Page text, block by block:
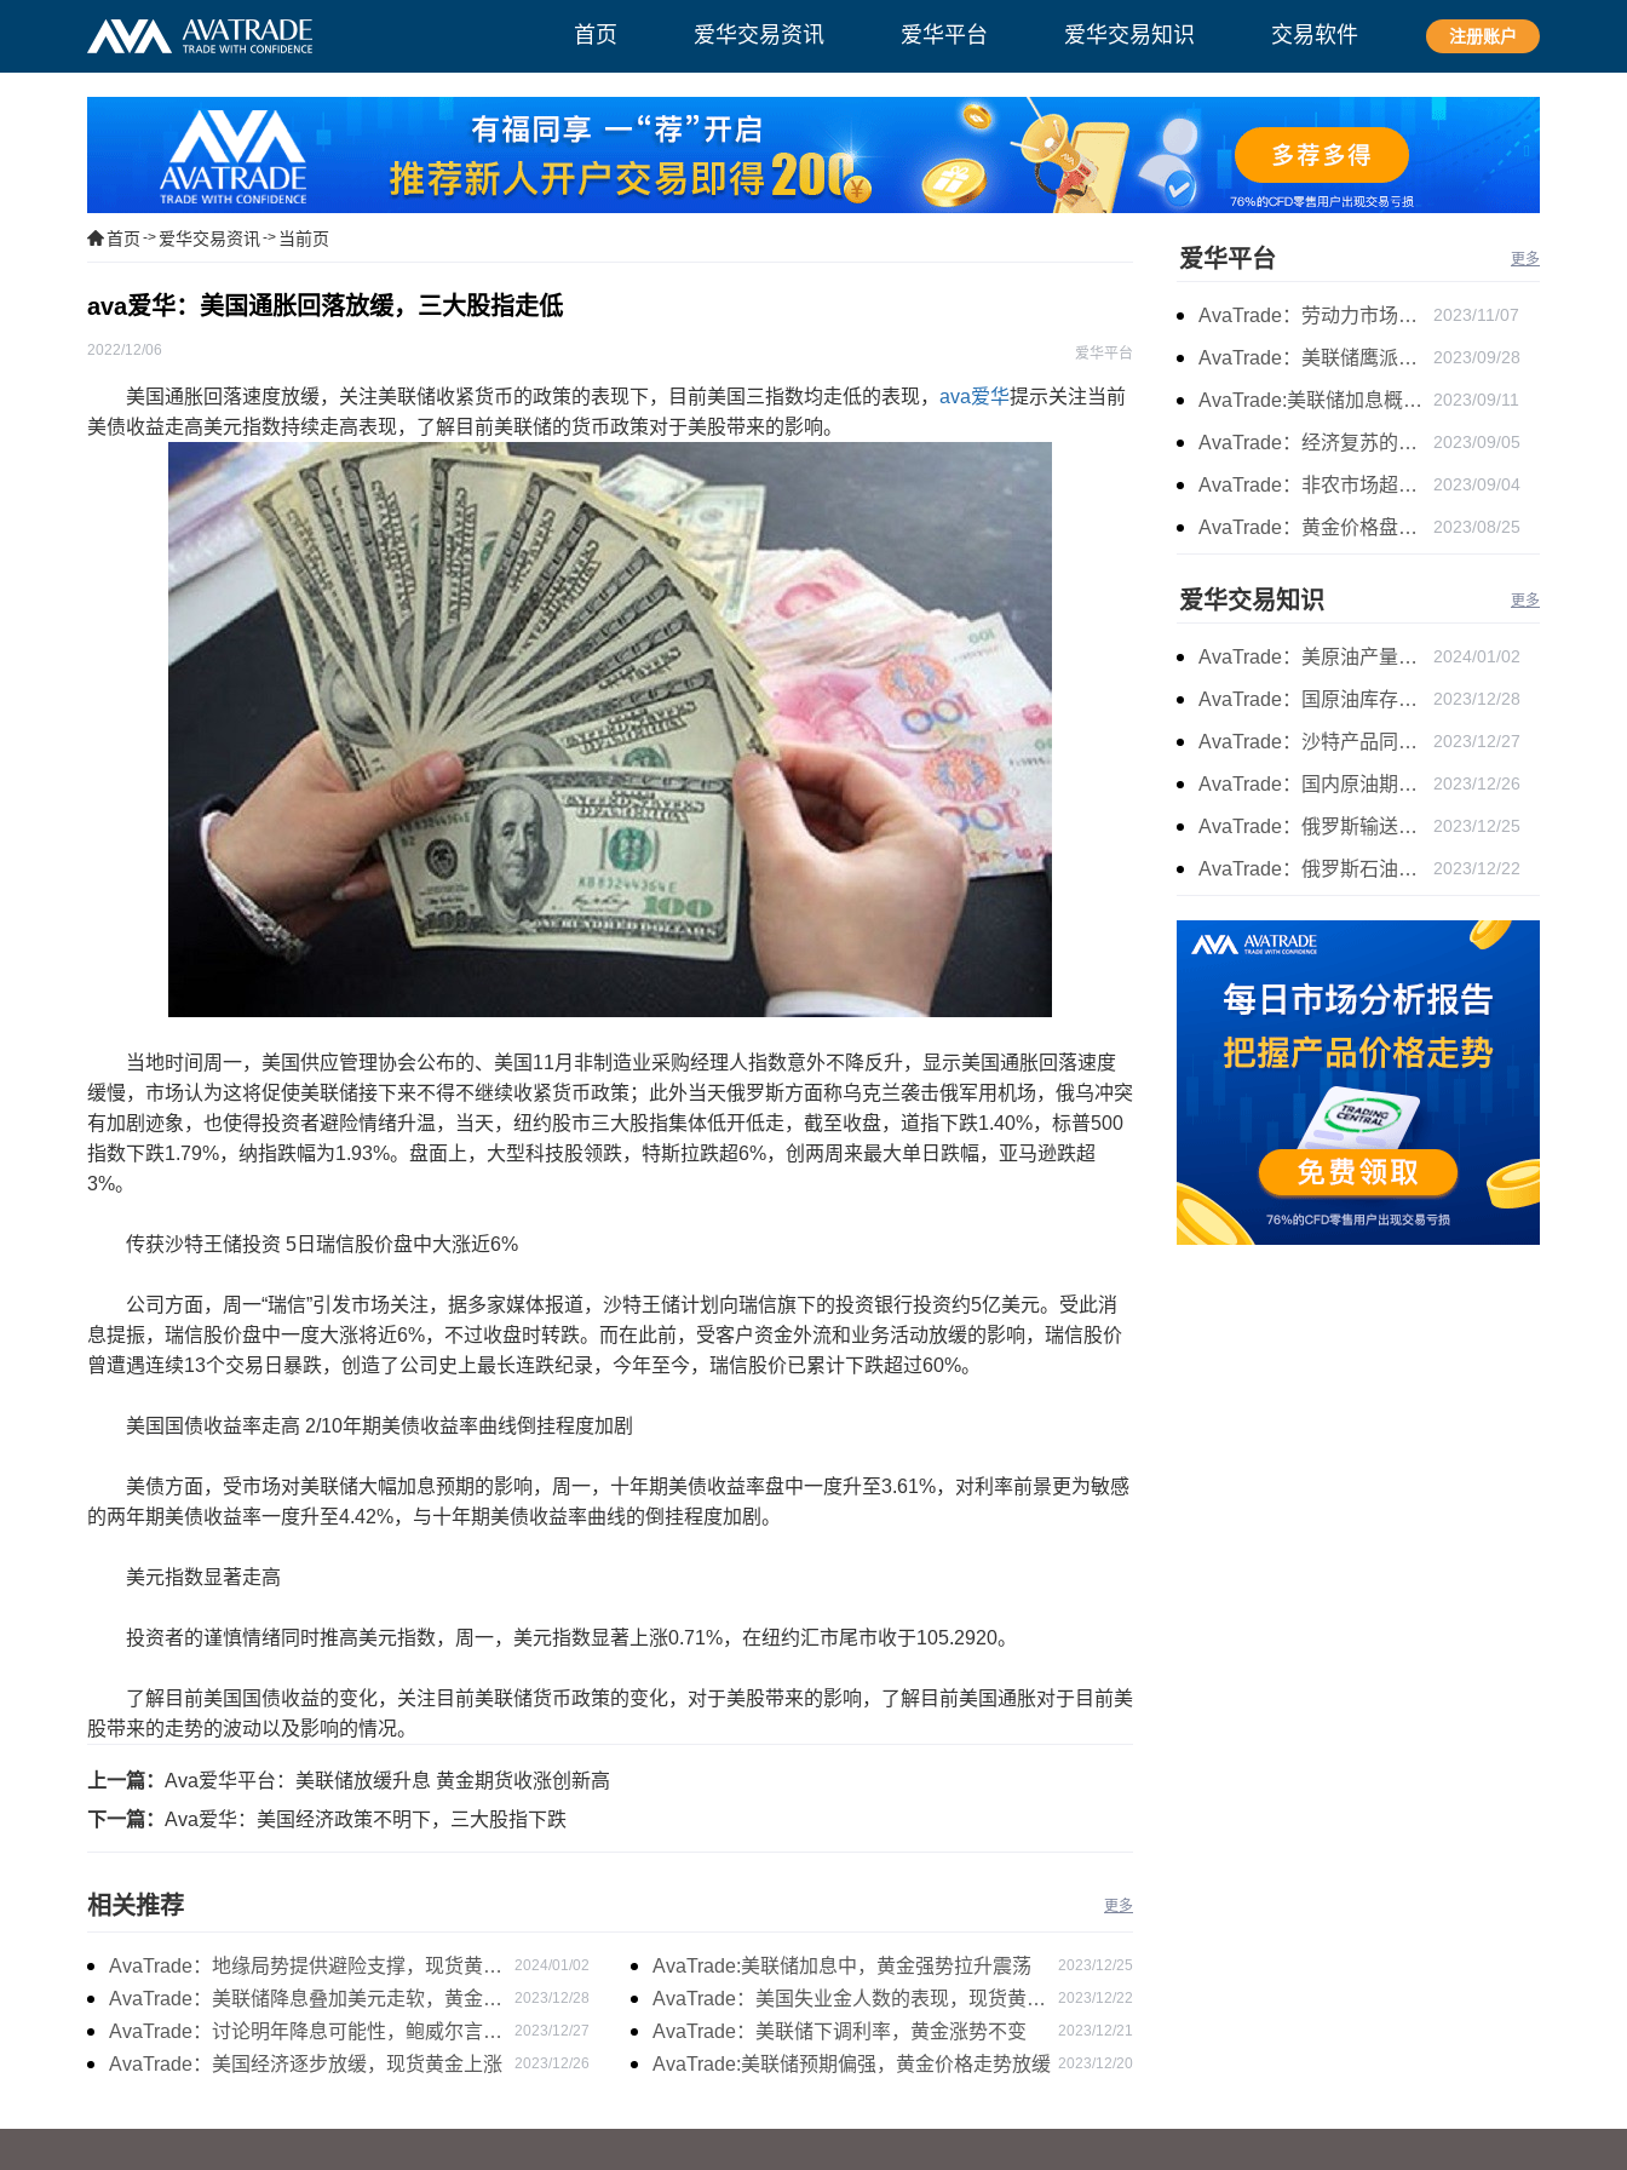
首页 爱华交易资讯 爱华平台 爱华交易知识 交易软件 注册账户
首页 -> 爱华交易资讯 -> 当前页
ava爱华：美国通胀回落放缓，三大股指走低
2022/12/06 爱华平台
美国通胀回落速度放缓，关注美联储收紧货币的政策的表现下，目前美国三指数均走低的表现， ava爱华提示关注当前
美债收益走高美元指数持续走高表现，了解目前美联储的货币政策对于美股带来的影响。
当地时间周一，美国供应管理协会公布的、美国11月非制造业采购经理人指数意外不降反升，显示美国通胀回落速度
缓慢，市场认为这将促使美联储接下来不得不继续收紧货币政策；此外当天俄罗斯方面称乌克兰袭击俄军用机场，俄乌冲突
有加剧迹象，也使得投资者避险情绪升温，当天，纽约股市三大股指集体低开低走，截至收盘，道指下跌1.40%，标普500
指数下跌1.79%，纳指跌幅为1.93%。盘面上，大型科技股领跌，特斯拉跌超6%，创两周来最大单日跌幅，亚马逊跌超
3%。
传获沙特王储投资 5日瑞信股价盘中大涨近6%
公司方面，周一“瑞信”引发市场关注，据多家媒体报道，沙特王储计划向瑞信旗下的投资银行投资约5亿美元。受此消
息提振，瑞信股价盘中一度大涨将近6%，不过收盘时转跌。而在此前，受客户资金外流和业务活动放缓的影响，瑞信股价
曾遭遇连续13个交易日暴跌，创造了公司史上最长连跌纪录，今年至今，瑞信股价已累计下跌超过60%。
美国国债收益率走高 2/10年期美债收益率曲线倒挂程度加剧
美债方面，受市场对美联储大幅加息预期的影响，周一，十年期美债收益率盘中一度升至3.61%，对利率前景更为敏感
的两年期美债收益率一度升至4.42%，与十年期美债收益率曲线的倒挂程度加剧。
美元指数显著走高
投资者的谨慎情绪同时推高美元指数，周一，美元指数显著上涨0.71%，在纽约汇市尾市收于105.2920。
了解目前美国国债收益的变化，关注目前美联储货币政策的变化，对于美股带来的影响，了解目前美国通胀对于目前美
股带来的走势的波动以及影响的情况。
上一篇： Ava爱华平台：美联储放缓升息 黄金期货收涨创新高
下一篇： Ava爱华：美国经济政策不明下，三大股指下跌
相关推荐 更多
AvaTrade：地缘局势提供避险支撑，现货黄金
持续看涨
2024/01/02
AvaTrade：美联储降息叠加美元走软，黄金维
持震荡
2023/12/28
AvaTrade：讨论明年降息可能性，鲍威尔言论
影响黄金
2023/12/27
AvaTrade：美国经济逐步放缓，现货黄金上涨 2023/12/26
AvaTrade:美联储加息中，黄金强势拉升震荡 2023/12/25
AvaTrade：美国失业金人数的表现，现货黄金
持续高位震荡
2023/12/22
AvaTrade：美联储下调利率，黄金涨势不变 2023/12/21
AvaTrade:美联储预期偏强，黄金价格走势放缓 2023/12/20
爱华平台 更多
AvaTrade：劳动力市场宽松，黄金下跌 2023/11/07
AvaTrade：美联储鹰派言论，黄金价格小幅度波动 2023/09/28
AvaTrade:美联储加息概率上升，黄金震荡短期压力 2023/09/11
AvaTrade：经济复苏的刺激下，黄金保持震荡继续走跌 2023/09/05
AvaTrade：非农市场超过预期，黄金价格震荡 2023/09/04
AvaTrade：黄金价格盘内开启窄幅慢跌行情 2023/08/25
爱华交易知识 更多
AvaTrade：美原油产量下降，原油期货价格下跌 2024/01/02
AvaTrade：国原油库存的增加，原油期货开盘价格上涨 2023/12/28
AvaTrade：沙特产品同比下降，国际油价收涨 2023/12/27
AvaTrade：国内原油期货开盘上涨，布伦特原油上涨 2023/12/26
AvaTrade：俄罗斯输送石油，原油期货主力合约价格下跌 2023/12/25
AvaTrade：俄罗斯石油出口增长，原油收跌 2023/12/22